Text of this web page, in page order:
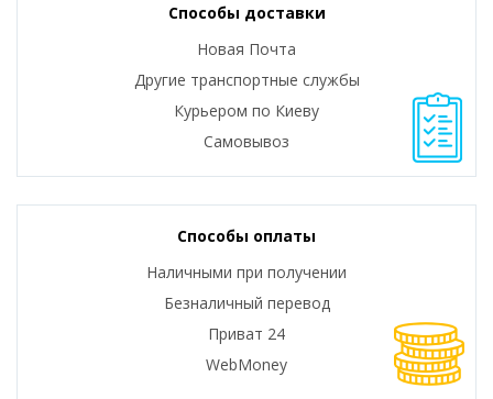
Способы доставки
Новая Почта
Другие транспортные службы
Курьером по Киеву
Самовывоз
Способы оплаты
Наличными при получении
Безналичный перевод
Приват 24
WebMoney